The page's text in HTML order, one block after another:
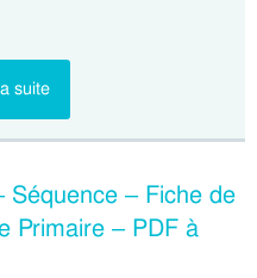
suite
Séquence – Fiche de
Primaire – PDF à